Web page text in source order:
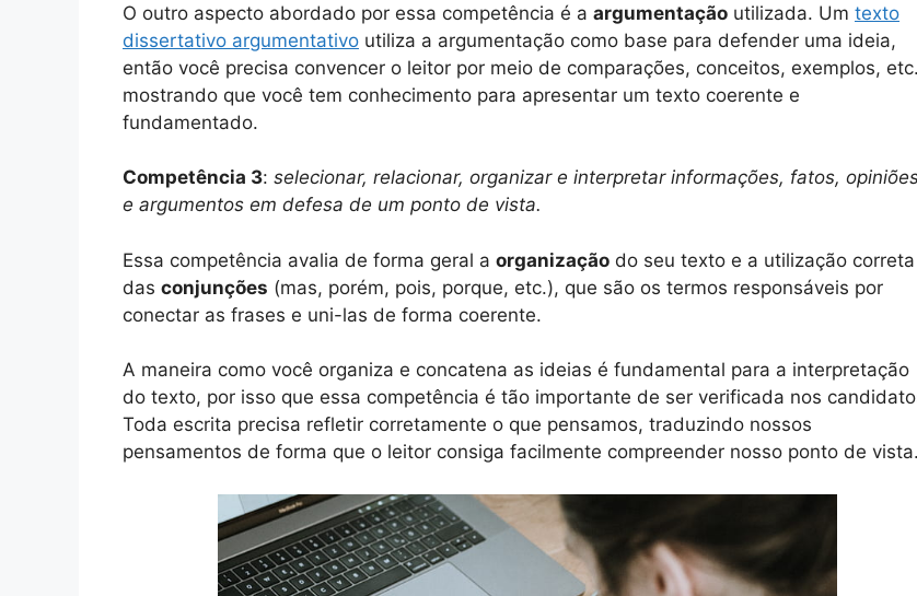
O outro aspecto abordado por essa competência é a argumentação utilizada. Um texto
dissertativo argumentativo utiliza a argumentação como base para defender uma ideia,
então você precisa convencer o leitor por meio de comparações, conceitos, exemplos,
mostrando que você tem conhecimento para apresentar um texto coerente e
fundamentado.
Competência 3: selecionar, relacionar, organizar e interpretar informações, fatos,
e argumentos em defesa de um ponto de vista.
Essa competência avalia de forma geral a organização do seu texto e a utilização correta
das conjunções (mas, porém, pois, porque, etc.), que são os termos responsáveis por
conectar as frases e uni-las de forma coerente.
A maneira como você organiza e concatena as ideias é fundamental para a interpretação
do texto, por isso que essa competência é tão importante de ser verificada nos
Toda escrita precisa refletir corretamente o que pensamos, traduzindo nossos
pensamentos de forma que o leitor consiga facilmente compreender nosso ponto de vista.